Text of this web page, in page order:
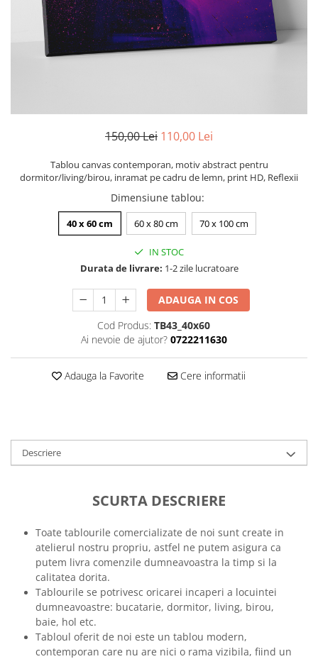
Zodia Fecioara
Zodia Gemeni
Zodia Leu
Zodia Pesti
Zodia Scorpion
Tricou personalizat cu imaginea
sau textul tau
Tricouri mamici
Tricouri drumetii
Tricouri pescari
Tricouri gameri
Tricouri music is life
Tricouri sporturi de iarna
Tricouri snowboard
Tricouri cadou 20 ani
Tricouri cadou 40 ani
Tricouri cadou 60 ani
Tricouri motociclisti
Tricouri motociclisti
Tricouri enduro
Tricouri offroad
Tricouri biciclisti
Tricouri biciclisti
Tablouri PVC
Tablouri PVC copii
150,00 Lei 110,00 Lei
Tablou canvas contemporan, motiv abstract pentru
dormitor/living/birou, inramat pe cadru de lemn, print HD, Reflexii
Dimensiune tablou:
40 x 60 cm 60 x 80 cm 70 x 100 cm
IN STOC
Durata de livrare: 1-2 zile lucratoare
ADAUGA IN COS
Cod Produs: TB43_40x60
Ai nevoie de ajutor? 0722211630
Adauga la Favorite Cere informatii
Descriere
SCURTA DESCRIERE
Toate tablourile comercializate de noi sunt create in
atelierul nostru propriu, astfel ne putem asigura ca
putem livra comenzile dumneavoastra la timp si la
calitatea dorita.
Tablourile se potrivesc oricarei incaperi a locuintei
dumneavoastre: bucatarie, dormitor, living, birou,
baie, hol etc.
Tabloul oferit de noi este un tablou modern,
contemporan care nu are nici o rama vizibila, fiind un